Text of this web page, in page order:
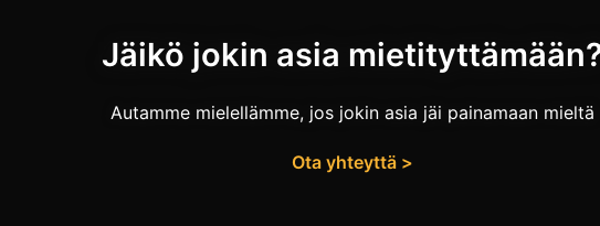
Jäikö jokin asia
Autamme mielellämme, jos jokin asia jäi painamaan mieltä
Ota yhteyttä >